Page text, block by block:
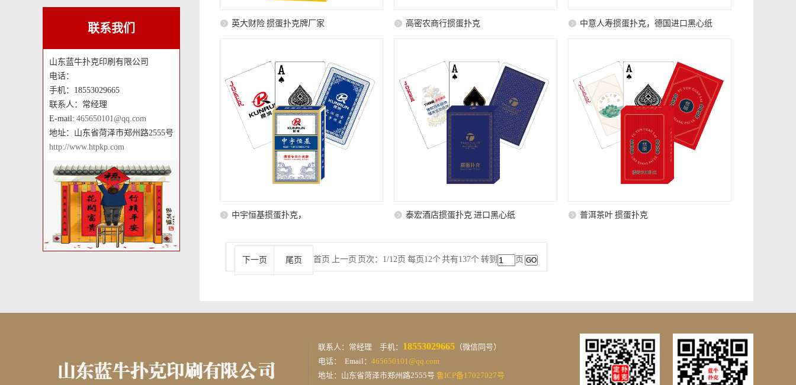
联系我们
山东蓝牛扑克印刷有限公司
电话：
手机：18553029665
联系人：常经理
E-mail: 465650101@qq.com
地址：山东省菏泽市郑州路2555号
http://www.htpkp.com
英大财险 掼蛋扑克牌厂家 高密农商行掼蛋扑克 中意人寿掼蛋扑克，德国进口黑心纸
中宇恒基掼蛋扑克， 泰宏酒店掼蛋扑克 进口黑心纸 普洱茶叶 掼蛋扑克
首页 上一页
下一页 尾页 页次：1/12页 每页12个 共有137个 转到 页
联系人：常经理 手机： 18553029665 （微信同号）
电话： Email： 465650101@qq.com
地址：山东省菏泽市郑州路2555号 鲁ICP备17027027号